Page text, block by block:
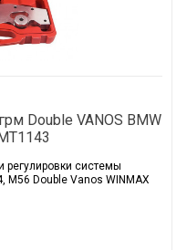
Double VANOS BMW
регулировки системы
M56 Double Vanos WINMAX